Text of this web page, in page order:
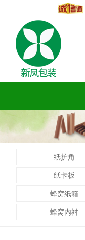
纸护角
纸卡板
蜂窝纸箱
蜂窝内衬